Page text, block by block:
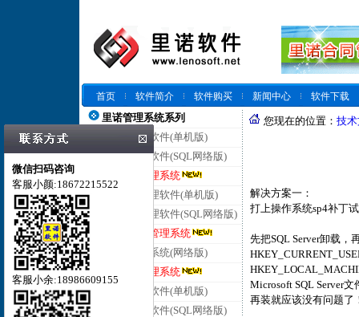
首页 软件简介 软件购买 新闻中心
软件下载
里诺管理系统系列
里诺仓库管理软件(单机版)
里诺仓库管理软件(SQL网络版)
里诺云仓库管理系统
里诺进销存管理软件(单机版)
里诺进销存管理软件(SQL网络版)
里诺云进销存管理系统
里诺客户管理系统(网络版)
里诺云客户管理系统
里诺合同管理软件(单机版)
里诺合同管理软件(SQL网络版)
您现在的位置： 技
解决方案一：
打上操作系统sp4补丁
先把SQL Server卸载，
Microsoft SQL Server
再装就应该没有问题了
微信扫码咨询
客服小颜:18672215522
客服小余:18986609155